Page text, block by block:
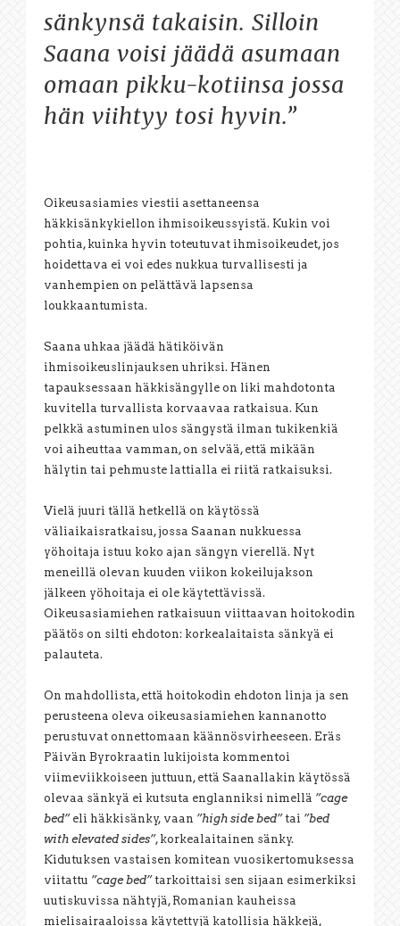
sänkynsä takaisin. Silloin
Saana voisi jäädä asumaan
omaan pikku-kotiinsa jossa
hän viihtyy tosi hyvin.”
Oikeusasiamies viestii asettaneensa
häkkisänkykiellon ihmisoikeussyistä. Kukin voi
pohtia, kuinka hyvin toteutuvat ihmisoikeudet, jos
hoidettava ei voi edes nukkua turvallisesti ja
vanhempien on pelättävä lapsensa
loukkaantumista.
Saana uhkaa jäädä hätiköivän
ihmisoikeuslinjauksen uhriksi. Hänen
tapauksessaan häkkisängylle on liki mahdotonta
kuvitella turvallista korvaavaa ratkaisua. Kun
pelkkä astuminen ulos sängystä ilman tukikenkiä
voi aiheuttaa vamman, on selvää, että mikään
hälytin tai pehmuste lattialla ei riitä ratkaisuksi.
Vielä juuri tällä hetkellä on käytössä
väliaikaisratkaisu, jossa Saanan nukkuessa
yöhoitaja istuu koko ajan sängyn vierellä. Nyt
meneillä olevan kuuden viikon kokeilujakson
jälkeen yöhoitaja ei ole käytettävissä.
Oikeusasiamiehen ratkaisuun viittaavan hoitokodin
päätös on silti ehdoton: korkealaitaista sänkyä ei
palauteta.
On mahdollista, että hoitokodin ehdoton linja ja sen
perusteena oleva oikeusasiamiehen kannanotto
perustuvat onnettomaan käännösvirheeseen. Eräs
Päivän Byrokraatin lukijoista kommentoi
viimeviikkoiseen juttuun, että Saanallakin käytössä
olevaa sänkyä ei kutsuta englanniksi nimellä ”cage
bed”eli häkkisänky, vaan ”high side bed”tai ”bed
with elevated sides”, korkealaitainen sänky.
Kidutuksen vastaisen komitean vuosikertomuksessa
viitattu ”cage bed”tarkoittaisi sen sijaan esimerkiksi
uutiskuvissa nähtyjä, Romanian kauheissa
mielisairaaloissa käytettyjä katollisia häkkejä,